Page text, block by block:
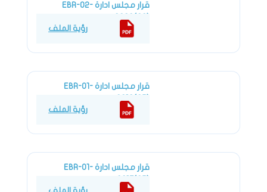
قرار مجلس ادارة EBR-02-
EBR-02-2022(03)
رؤية الملف
قرار مجلس ادارة EBR-01-
EBR-01-2018(05)
رؤية الملف
قرار مجلس ادارة EBR-01-